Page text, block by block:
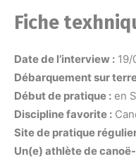
Fiche
Date de l’interview : 19/
Débarquement sur
Début de pratique : en
Discipline favorite :
Site de pratique
Un(e) athlète de